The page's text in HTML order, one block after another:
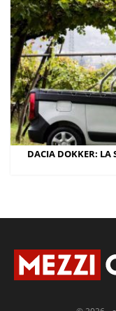
DACIA DOKKER: LA